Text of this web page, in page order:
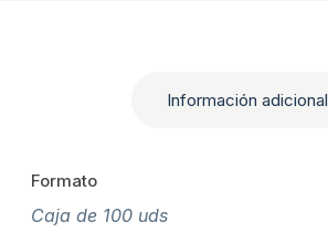
Información adicional
Formato
Caja de 100 uds